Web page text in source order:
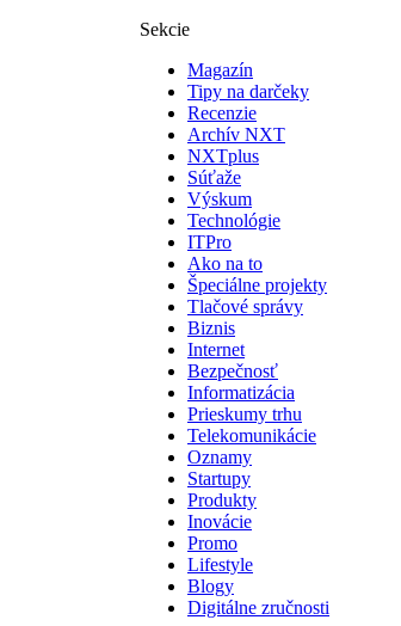
Sekcie
Magazín
Tipy na darčeky
Recenzie
Archív NXT
NXTplus
Súťaže
Výskum
Technológie
ITPro
Ako na to
Špeciálne projekty
Tlačové správy
Biznis
Internet
Bezpečnosť
Informatizácia
Prieskumy trhu
Telekomunikácie
Oznamy
Startupy
Produkty
Inovácie
Promo
Lifestyle
Blogy
Digitálne zručnosti